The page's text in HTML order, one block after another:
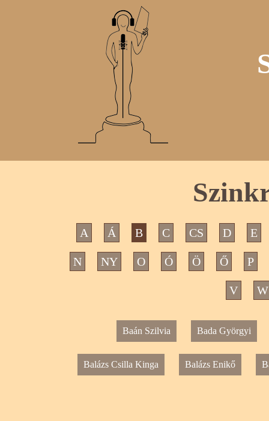
A Á B C CS D E
N NY O Ó Ö Ő P
V W
Baán Szilvia Bada Györgyi
Balázs Csilla Kinga Balázs Enikő